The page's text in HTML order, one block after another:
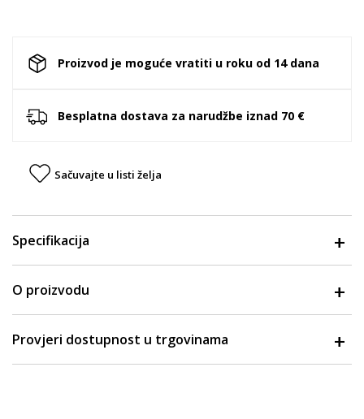
Proizvod je moguće vratiti u roku od 14 dana
Besplatna dostava za narudžbe iznad 70 €
Sačuvajte u listi želja
Specifikacija
O proizvodu
Provjeri dostupnost u trgovinama